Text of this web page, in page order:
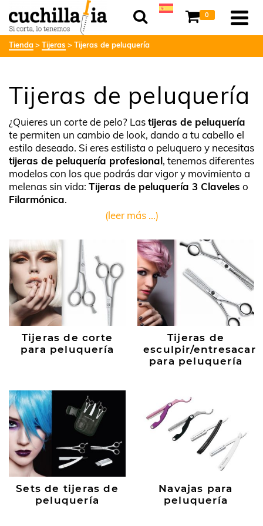
0
Tienda Tijeras Tijeras de peluquería
Tijeras de peluquería
¿Quieres un corte de pelo? Lastijeras de peluquería
te permiten un cambio de look, dando a tu cabello el
estilo deseado. Si eres estilista o peluquero y necesitas
tijeras de peluquería profesional, tenemos diferentes
modelos con los que podrás dar vigor y movimiento a
melenas sin vida: Tijeras de peluquería 3 Claveles o
Filarmónica.
(leer más ...)
Tijeras de corte
para peluquería
Tijeras de
esculpir/entresacar
para peluquería
Sets de tijeras de
peluquería
Navajas para
peluquería